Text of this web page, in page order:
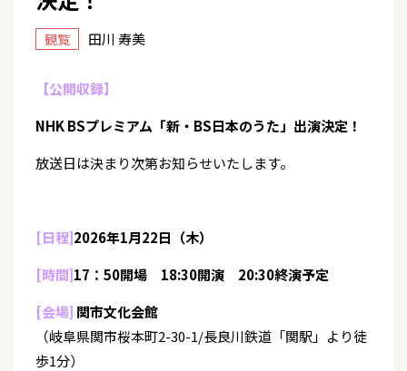
観覧 田川 寿美
【公開収録】
NHK BSプレミアム「新・BS日本のうた」出演決定！
放送日は決まり次第お知らせいたします。
[日程]2026年1月22日（木）
[時間]17：50開場 18:30開演 20:30終演予定
[会場] 関市文化会館
（岐阜県関市桜本町2-30-1/長良川鉄道「関駅」より徒
歩1分）